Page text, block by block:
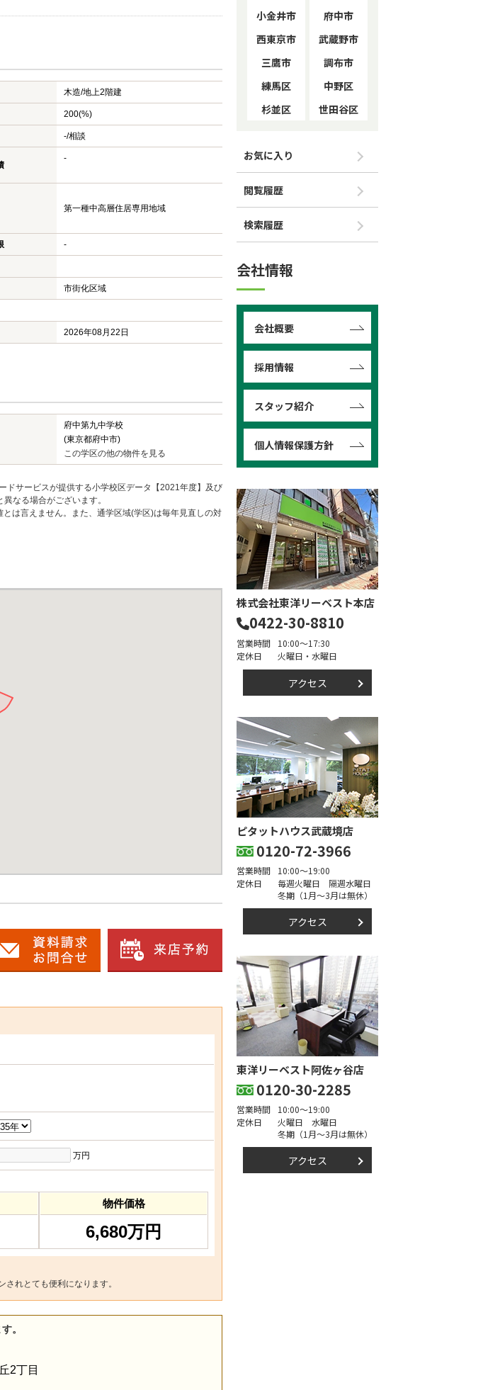
木造/地上2階建
200(%)
-/相談
-
第一種中高層住居専用地域
-
市街化区域
2026年08月22日
府中第九中学校
(東京都府中市)
この学区の他の物件を見る
ドサービスが提供する小学校区データ【2021年度】及び
なる場合がございます。
は言えません。また、通学区域(学区)は毎年見直しの対
万円
物件価格
6,680万円
れとても便利になります。
。
2丁目
小金井市
府中市
西東京市
武蔵野市
三鷹市
調布市
練馬区
中野区
杉並区
世田谷区
お気に入り
閲覧履歴
検索履歴
会社情報
会社概要
採用情報
スタッフ紹介
個人情報保護方針
株式会社東洋リーベスト本店
0422-30-8810
営業時間
10:00～17:30
定休日
火曜日・水曜日
アクセス
ピタットハウス武蔵境店
0120-72-3966
営業時間
10:00～19:00
定休日
毎週火曜日 隔週水曜日
冬期（1月～3月は無休）
アクセス
東洋リーベスト阿佐ヶ谷店
0120-30-2285
営業時間
10:00～19:00
定休日
火曜日 水曜日
冬期（1月～3月は無休）
アクセス